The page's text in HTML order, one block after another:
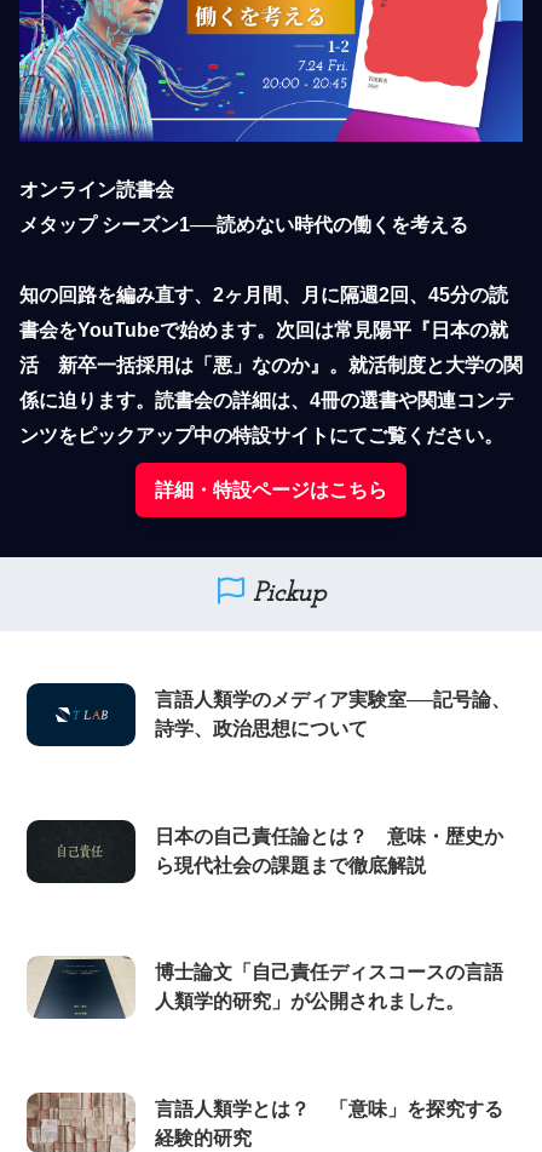
オンライン読書会
メタップ シーズン1──読めない時代の働くを考える
知の回路を編み直す、2ヶ月間、月に隔週2回、45分の読
書会をYouTubeで始めます。次回は常見陽平『日本の就
活　新卒一括採用は「悪」なのか』。就活制度と大学の関
係に迫ります。読書会の詳細は、4冊の選書や関連コンテ
ンツをピックアップ中の特設サイトにてご覧ください。
詳細・特設ページはこちら
Pickup
言語人類学のメディア実験室──記号論、
詩学、政治思想について
日本の自己責任論とは？ 意味・歴史か
ら現代社会の課題まで徹底解説
博士論文「自己責任ディスコースの言語
人類学的研究」が公開されました。
言語人類学とは？ 「意味」を探究する
経験的研究